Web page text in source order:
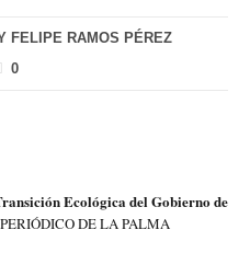
FELIPE RAMOS PÉREZ
0
Ecológica del Gobierno de
DE LA PALMA